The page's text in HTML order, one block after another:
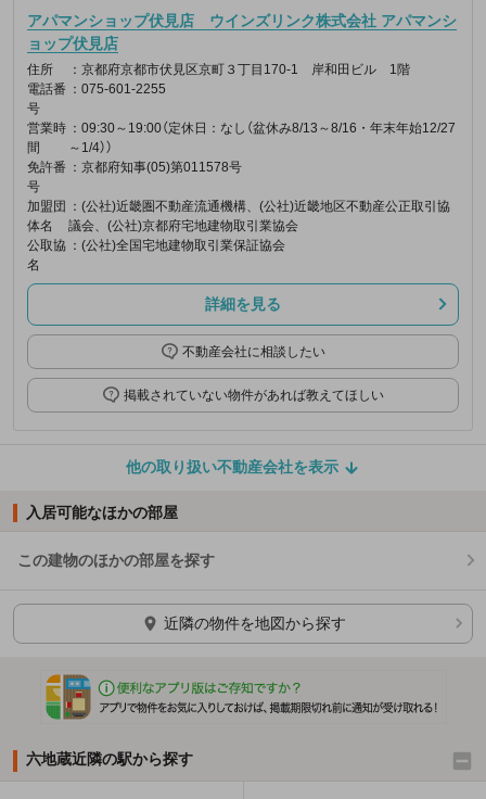
アパマンショップ伏見店 ウインズリンク株式会社 アパマンシ
ョップ伏見店
住所
：京都府京都市伏見区京町３丁目170-1 岸和田ビル 1階
電話番
号
：075-601-2255
営業時
間
：09:30～19:00（定休日：なし（盆休み8/13～8/16・年末年始12/27
～1/4））
免許番
号
：京都府知事(05)第011578号
加盟団
体名
：(公社)近畿圏不動産流通機構、(公社)近畿地区不動産公正取引協
議会、(公社)京都府宅地建物取引業協会
公取協
名
：(公社)全国宅地建物取引業保証協会
詳細を見る
不動産会社に相談したい
掲載されていない物件があれば教えてほしい
他の取り扱い不動産会社を表示
入居可能なほかの部屋
この建物のほかの部屋を探す
ほかの部屋を検索中…
近隣の物件を地図から探す
六地蔵近隣の駅から探す